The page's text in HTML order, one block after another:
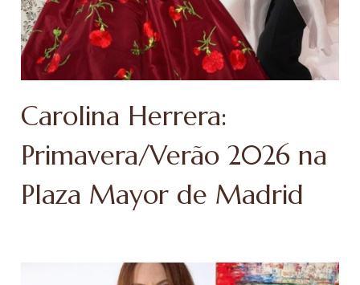
Carolina Herrera:
Primavera/Verão 2026 na
Plaza Mayor de Madrid